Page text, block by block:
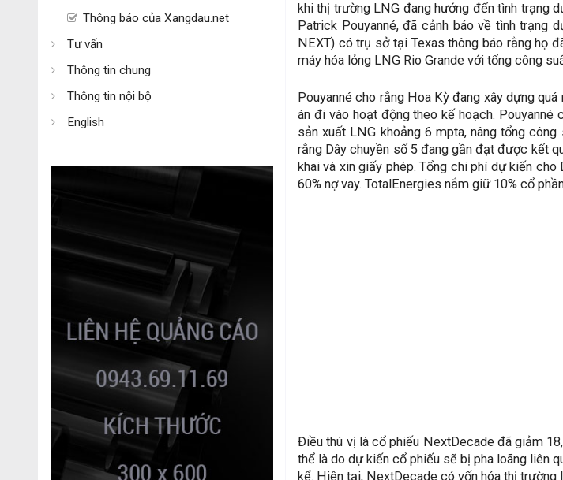
Thông báo của Xangdau.net
Tư vấn
Thông tin chung
Thông tin nội bộ
English
khi thị trường LNG đang hướng đến tình trạng
Patrick Pouyanné, đã cảnh báo về tình trạng
NEXT) có trụ sở tại Texas thông báo rằng họ
máy hóa lỏng LNG Rio Grande với tổng công
Pouyanné cho rằng Hoa Kỳ đang xây dựng
án đi vào hoạt động theo kế hoạch.
sản xuất LNG khoảng 6 mpta, nâng tổng
rằng Dây chuyền số 5 đang gần đạt được kết
khai và xin giấy phép. Tổng chi phí dự kiến
60% nợ vay. TotalEnergies nắm giữ 10% cổ
Điều thú vị là cổ phiếu NextDecade đã giảm
thể là do dự kiến ​​cổ phiếu sẽ bị pha loãng liên
kể. Hiện tại, NextDecade có vốn hóa thị trường